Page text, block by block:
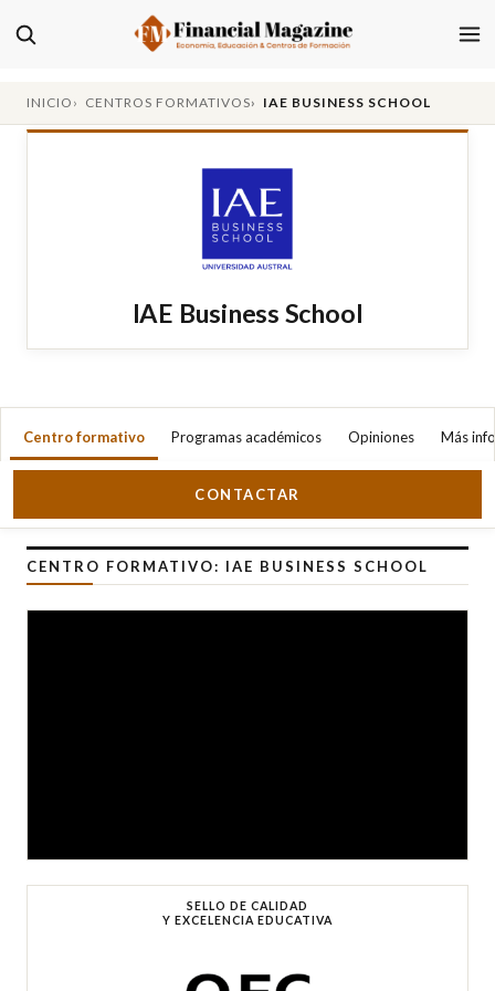
INICIO CENTROS FORMATIVOS IAE BUSINESS SCHOOL
IAE Business School
Centro formativo Programas académicos Opiniones Más
CONTACTAR
CENTRO FORMATIVO: IAE BUSINESS SCHOOL
SELLO DE CALIDAD
Y EXCELENCIA EDUCATIVA